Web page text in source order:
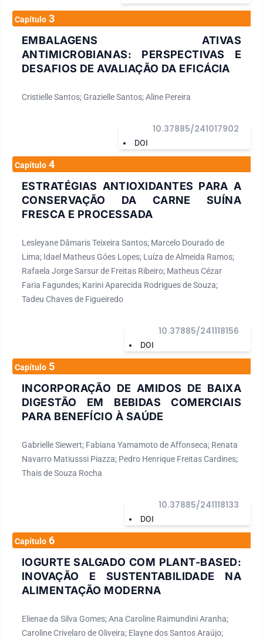
Capítulo 3
EMBALAGENS ATIVAS
ANTIMICROBIANAS: PERSPECTIVAS E
DESAFIOS DE AVALIAÇÃO DA EFICÁCIA
Cristielle Santos; Grazielle Santos; Aline Pereira
DOI
10.37885/241017902
Capítulo 4
ESTRATÉGIAS ANTIOXIDANTES PARA A
CONSERVAÇÃO DA CARNE SUÍNA
FRESCA E PROCESSADA
Lesleyane Dâmaris Teixeira Santos; Marcelo Dourado de
Lima; Idael Matheus Góes Lopes; Luíza de Almeida Ramos;
Rafaela Jorge Sarsur de Freitas Ribeiro; Matheus Cézar
Faria Fagundes; Karini Aparecida Rodrigues de Souza;
Tadeu Chaves de Figueiredo
DOI
10.37885/241118156
Capítulo 5
INCORPORAÇÃO DE AMIDOS DE BAIXA
DIGESTÃO EM BEBIDAS COMERCIAIS
PARA BENEFÍCIO À SAÚDE
Gabrielle Siewert; Fabiana Yamamoto de Affonseca; Renata
Navarro Matiusssi Piazza; Pedro Henrique Freitas Cardines;
Thais de Souza Rocha
DOI
10.37885/241118133
Capítulo 6
IOGURTE SALGADO COM PLANT-BASED:
INOVAÇÃO E SUSTENTABILIDADE NA
ALIMENTAÇÃO MODERNA
Elienae da Silva Gomes; Ana Caroline Raimundini Aranha;
Caroline Crivelaro de Oliveira; Elayne dos Santos Araújo;